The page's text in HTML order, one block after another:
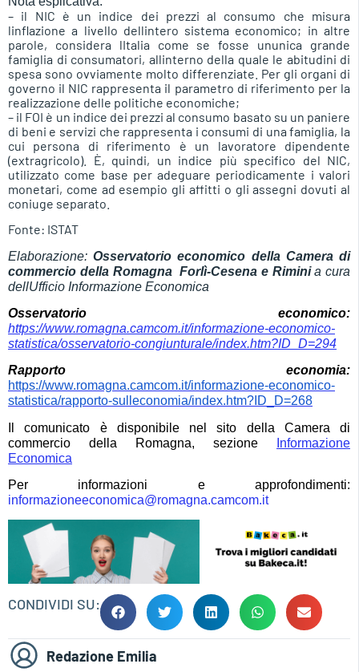
– il NIC è un indice dei prezzi al consumo che misura
linflazione a livello dellintero sistema economico; in altre
parole, considera lItalia come se fosse ununica grande
famiglia di consumatori, allinterno della quale le abitudini di
spesa sono ovviamente molto differenziate. Per gli organi di
governo il NIC rappresenta il parametro di riferimento per la
realizzazione delle politiche economiche;
– il FOI è un indice dei prezzi al consumo basato su un paniere
di beni e servizi che rappresenta i consumi di una famiglia, la
cui persona di riferimento è un lavoratore dipendente
(extragricolo). È, quindi, un indice più specifico del NIC,
utilizzato come base per adeguare periodicamente i valori
monetari, come ad esempio gli affitti o gli assegni dovuti al
coniuge separato.
Fonte: ISTAT
Elaborazione:Osservatorio economico della Camera di
commercio della Romagna  Forlì-Cesena e Riminia cura
dellUfficio Informazione Economica
Osservatorio economico:
https://www.romagna.camcom.it/informazione-economico-
statistica/osservatorio-congiunturale/index.htm?ID_D=294
Rapporto economia:
https://www.romagna.camcom.it/informazione-economico-
statistica/rapporto-sulleconomia/index.htm?ID_D=268
Il comunicato è disponibile nel sito della Camera di
commercio della Romagna, sezione
Informazione
Economica
Per informazioni e approfondimenti:
informazioneeconomica@romagna.camcom.it
CONDIVIDI SU:
Redazione Emilia